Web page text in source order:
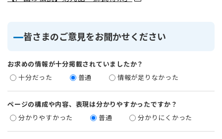
皆さまのご意見をお聞かせください
お求めの情報が十分掲載されていましたか？
十分だった
普通 情報が足りなかった
ページの構成や内容、表現は分かりやすかったですか？
分かりやすかった
普通 分かりにくかった